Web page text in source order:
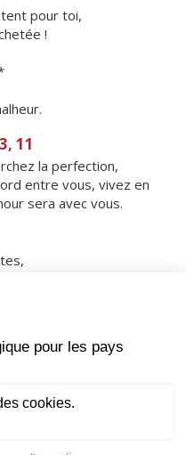
pour toi,
!
11
la perfection,
entre vous, vivez en
sera avec vous.
terre aux hommes
pour qu'ils
donne-nous de
Jésus, le Christ, notre